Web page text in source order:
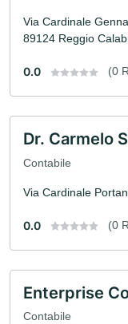
Via Cardinale
89124 Reggio
0.0 (0
Dr. Carmelo
Contabile
Via Cardinale
0.0 (0
Enterprise
Contabile